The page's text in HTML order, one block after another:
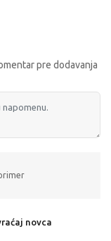
pre dodavanja
novca